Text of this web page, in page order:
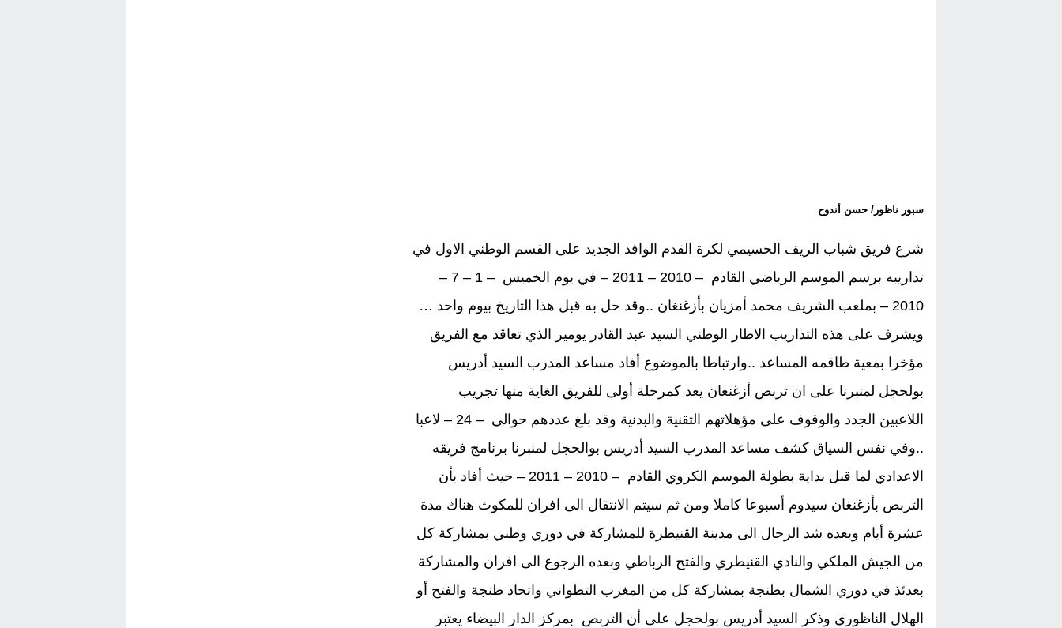
سبور ناظور/ حسن أندوح
شرع فريق شباب الريف الحسيمي لكرة القدم الوافد الجديد على القسم الوطني الاول في
تداريبه برسم الموسم الرياضي القادم – 2010 – 2011 – في يوم الخميس – 1 – 7 –
2010 – بملعب الشريف محمد أمزيان بأزغنغان ..وقد حل به قبل هذا التاريخ بيوم واحد …
ويشرف على هذه التداريب الاطار الوطني السيد عبد القادر يومير الذي تعاقد مع الفريق
مؤخرا بمعية طاقمه المساعد ..وارتباطا بالموضوع أفاد مساعد المدرب السيد أدريس
بولحجل لمنبرنا على ان تربص أزغنغان يعد كمرحلة أولى للفريق الغاية منها تجريب
اللاعبين الجدد والوقوف على مؤهلاتهم التقنية والبدنية وقد بلغ عددهم حوالي – 24 – لاعبا
..وفي نفس السياق كشف مساعد المدرب السيد أدريس بوالحجل لمنبرنا برنامج فريقه
الاعدادي لما قبل بداية بطولة الموسم الكروي القادم – 2010 – 2011 – حيث أفاد بأن
التربص بأزغنغان سيدوم أسبوعا كاملا ومن ثم سيتم الانتقال الى افران للمكوث هناك مدة
عشرة أيام وبعده شد الرحال الى مدينة القنيطرة للمشاركة في دوري وطني بمشاركة كل
من الجيش الملكي والنادي القنيطري والفتح الرباطي وبعده الرجوع الى افران والمشاركة
بعدئذ في دوري الشمال بطنجة بمشاركة كل من المغرب التطواني واتحاد طنجة والفتح أو
الهلال الناظوري وذكر السيد أدريس بولحجل على أن التربص بمركز الدار البيضاء يعتبر